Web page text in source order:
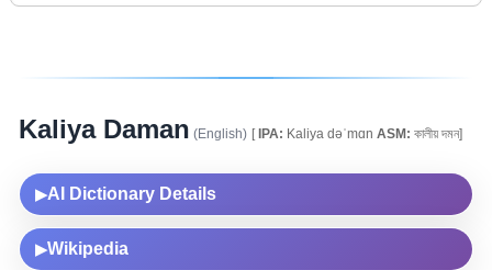
Kaliya Daman (English) [IPA: Kaliya dəˈmɑn ASM: কালীয় দমন]
▶AI Dictionary Details
▶Wikipedia